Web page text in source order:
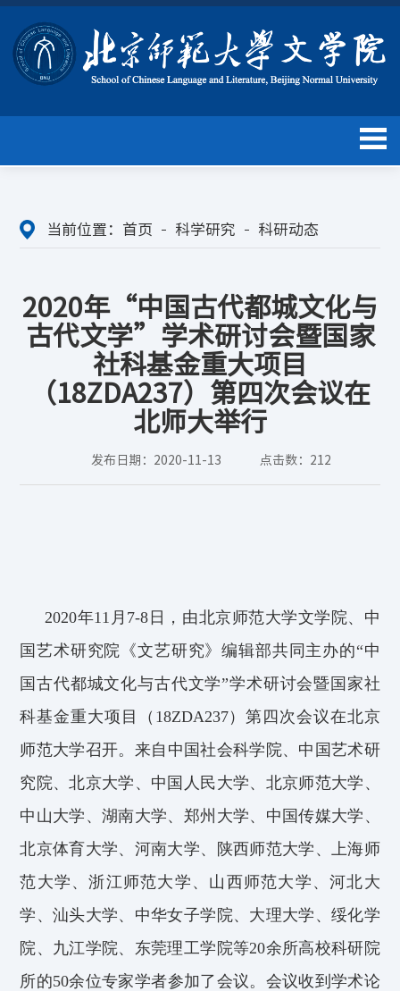
当前位置： 首页 科学研究 科研动态
2020年“中国古代都城文化与
古代文学”学术研讨会暨国家
社科基金重大项目
（18ZDA237）第四次会议在
北师大举行
发布日期：2020-11-13 点击数： 212
2020年11 月 7-8 日， 由北京师范大学文学院、 中
国艺术研究院《文艺研究》编辑部共同主办的“中
国古代都城文化与古代文学”学术研讨会暨国家社
科基金重大项目（18ZDA237）第四次会议在北京
师范大学召开。 来自 中国社会科学院、中国艺术研
究院、北京大学、中国人民大学、北京师范大学、
中山大学、湖南大学、郑州大学、中国传媒大学、
北京体育大学、河南大学、陕西师范大学、上海师
范大学、浙江师范大学、山西师范大学、河北大
学、汕头大学、中华女子学院、大理大学、绥化学
院、九江学院、东莞理工学院等20余所高校科研院
所的50余位专家学者参加了会议。会议收到学术论